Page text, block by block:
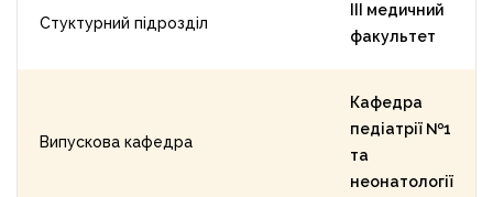
Стуктурний підрозділ
ІІІ медичний
факультет
Випускова кафедра
Кафедра
педіатрії №1
та
неонатології